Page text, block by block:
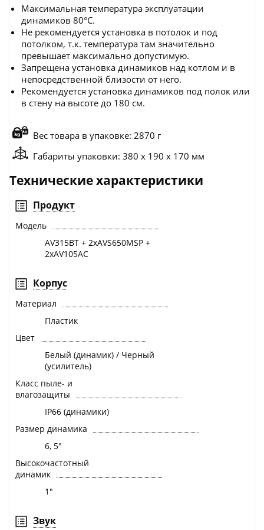
Максимальная температура эксплуатации
динамиков 80°C.
Не рекомендуется установка в потолок и под
потолком, т.к. температура там значительно
превышает максимально допустимую.
Запрещена установка динамиков над котлом и в
непосредственной близости от него.
Рекомендуется установка динамиков под полок или
в стену на высоте до 180 см.
Вес товара в упаковке: 2870 г
Габариты упаковки: 380 x 190 x 170 мм
Технические характеристики
Продукт
Модель
AV315BT + 2xAVS650MSP +
2xAV105AC
Корпус
Материал
Пластик
Цвет
Белый (динамик) / Черный
(усилитель)
Класс пыле- и
влагозащиты
IP66 (динамики)
Размер динамика
6, 5"
Высокочастотный
динамик
1"
Звук